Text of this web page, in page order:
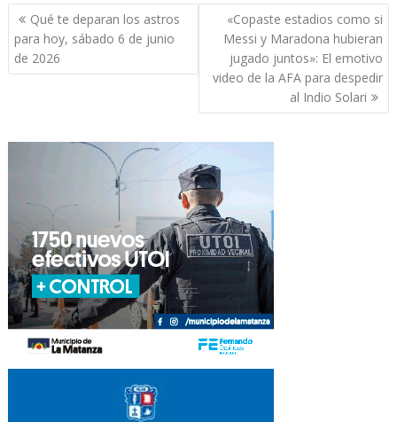
Navegación
de
entradas
Qué te deparan los astros
para hoy, sábado 6 de junio
de 2026
«Copaste estadios como si
Messi y Maradona hubieran
jugado juntos»: El emotivo
video de la AFA para despedir
al Indio Solari